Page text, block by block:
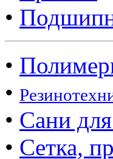
•
•
•
• Сани
• Сетка,